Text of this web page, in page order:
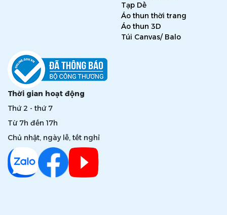
Tạp Dề
Áo thun thời trang
Áo thun 3D
Túi Canvas/ Balo
Thời gian hoạt động
Thứ 2 - thứ 7
Từ 7h đến 17h
Chủ nhật, ngày lễ, tết nghỉ